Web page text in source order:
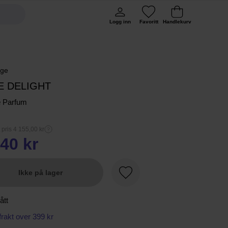
Logg inn Favoritt Handlekurv
DELIGHT
Parfum
pris 4 155,00 kr
kr
Ikke på lager
Favoritt
over 399 kr